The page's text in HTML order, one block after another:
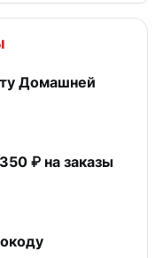
Домашней
₽ на заказы